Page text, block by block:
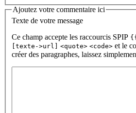
Ajoutez votre commentaire ici
Texte de votre message
Ce champ accepte les raccourcis SPIP
[texte->url]
<quote> <code> et le
créer des paragraphes, laissez